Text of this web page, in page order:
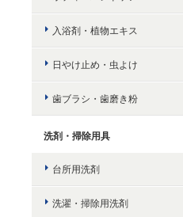
入浴剤・植物エキス
日やけ止め・虫よけ
歯ブラシ・歯磨き粉
洗剤・掃除用具
台所用洗剤
洗濯・掃除用洗剤